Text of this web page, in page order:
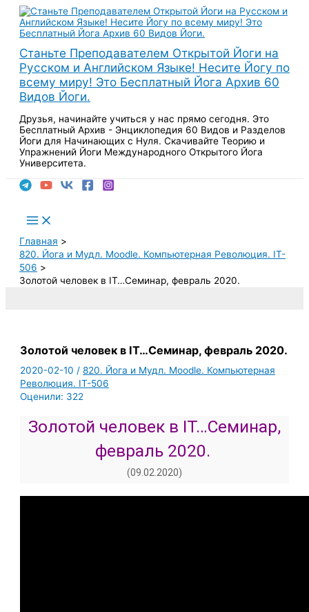
Перейти
содержимому
Станьте Преподавателем Открытой Йоги на
Русском и Английском Языке! Несите Йогу по
всему миру! Это Бесплатный Йога Архив 60
Видов Йоги.
Друзья, начинайте учиться у нас прямо сегодня. Это
Бесплатный Архив - Энциклопедия 60 Видов и Разделов
Йоги для Начинающих с Нуля. Скачивайте Теорию и
Упражнений Йоги Международного Открытого Йога
Университета.
Main
Menu
Главная
820. Йога и Мудл. Moodle. Компьютерная Революция. IT-
506
Золотой человек в IT…Семинар, февраль 2020.
Золотой человек в IT…Семинар, февраль 2020.
2020-02-10/820. Йога и Мудл. Moodle. Компьютерная
Революция. IT-506
Оценили: 322
Золотой человек в IT…Семинар,
февраль 2020.
(09.02.2020)